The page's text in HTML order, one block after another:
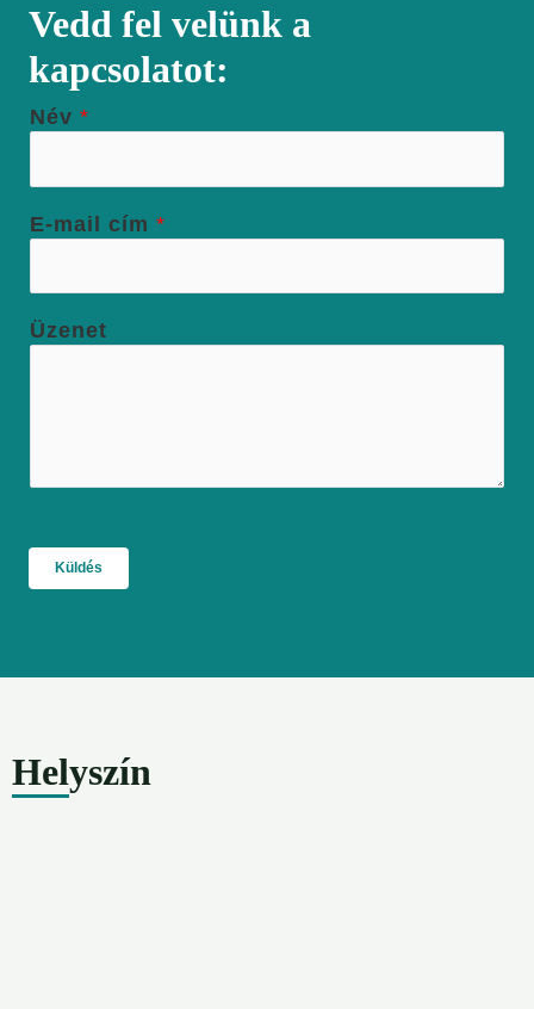
Vedd fel velünk a
kapcsolatot:
Név *
E-mail cím *
Üzenet
Küldés
Helyszín